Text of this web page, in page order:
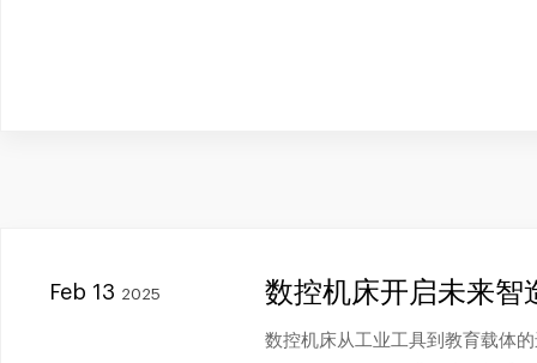
Feb 13 2025 数控机床开启未来智
数控机床从工业工具到教育载体